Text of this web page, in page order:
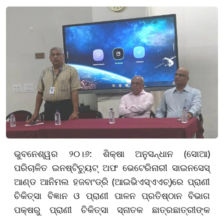
ଭୁବନେଶ୍ୱର ୨୦।୬: ଶିକ୍ଷା ଅନୁସନ୍ଧାନ (ସୋଆ)
ପରିଚାଳିତ ଇନଷ୍ଟିଚ୍ୟୁଟ୍ ଅଫ ଭେଟେରିନାରୀ ସାଇନସେସ୍
ଆଣ୍ଡ ଆନିମଲ ହଜବାଂଡ୍ରି (ଆଇଭିଏସ୍‌ଏଏଚ୍‌)ରେ ପ୍ରାଣୀ
ଚିକିତ୍ସା ବିଜ୍ଞାନ ଓ ପ୍ରାଣୀ ପାଳନ ପ୍ରତିଷ୍ଠାନ ବିଭାଗ
ପକ୍ଷରୁ ପ୍ରାଣୀ ଚିକିତ୍ସା ସ୍ନାତକ ଛାତ୍ରଛାତ୍ରୀଙ୍କ